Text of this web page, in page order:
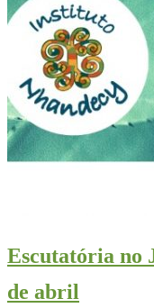
Escutatória no
de abril